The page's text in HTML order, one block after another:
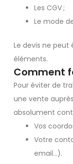
Les CGV ;
Le mode
Le devis ne peut
éléments.
Comment
Pour éviter de
une vente
absolument
Vos
Votre
email…).